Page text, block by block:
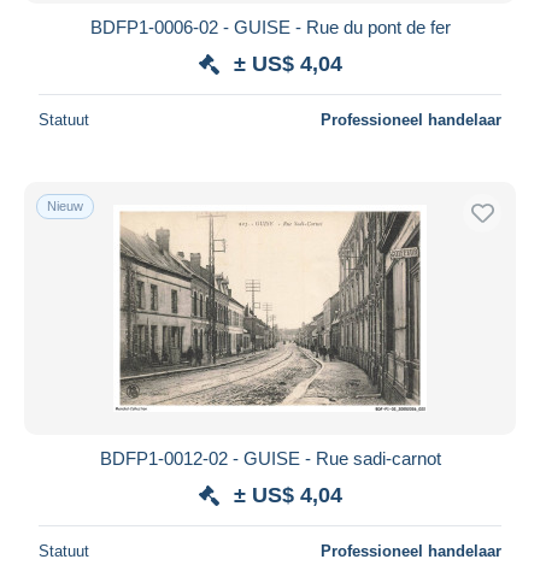
BDFP1-0006-02 - GUISE - Rue du pont de fer
± US$ 4,04
Statuut Professioneel handelaar
Nieuw
BDFP1-0012-02 - GUISE - Rue sadi-carnot
± US$ 4,04
Statuut Professioneel handelaar